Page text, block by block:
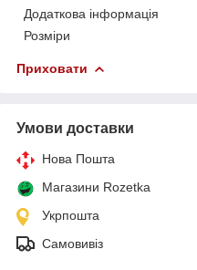
Додаткова інформація
Розміри
Приховати
Умови доставки
Нова Пошта
Магазини Rozetka
Укрпошта
Самовивіз